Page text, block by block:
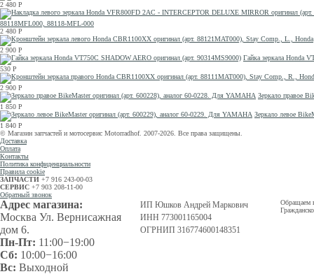
2 480 Р
88118MFL000, 88118-MFL-000
2 480 Р
2 900 Р
Гайка зеркала Honda
530 Р
2 900 Р
Зеркало правое
1 850 Р
Зеркало левое
1 840 Р
© Магазин запчастей и мотосервис Motorradhof. 2007-2026. Все права защищены.
Доставка
Оплата
Контакты
Политика конфиденциальности
Правила cookie
ЗАПЧАСТИ +7 916 243-00-03
СЕРВИС +7 903 208-11-00
Обратный звонок
Адрес магазина:
Москва Ул. Вернисажная
дом 6.
Пн-Пт: 11:00−19:00
Сб: 10:00−16:00
Вс: Выходной
ИП Юшков Андрей Маркович
ИНН 773001165004
ОГРНИП 316774600148351
Обращаем